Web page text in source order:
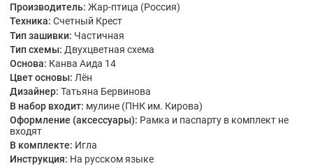
Производитель: Жар-птица (Россия)
Техника: Счетный Крест
Тип зашивки: Частичная
Тип схемы: Двухцветная схема
Основа: Канва Аида 14
Цвет основы: Лён
Дизайнер: Татьяна Бервинова
В набор входит: мулине (ПНК им. Кирова)
Оформление (аксессуары): Рамка и паспарту в комплект не
входят
В комплекте: Игла
Инструкция: На русском языке